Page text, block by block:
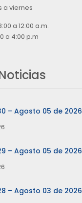
a viernes
a 12:00 a.m.
a 4:00 p.m
– Agosto 05 de 2026
– Agosto 05 de 2026
– Agosto 03 de 2026